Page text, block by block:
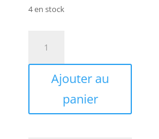
4 en stock
RTA452
VOLKSWAGEN
TRANSPORTER
Ajouter au
panier